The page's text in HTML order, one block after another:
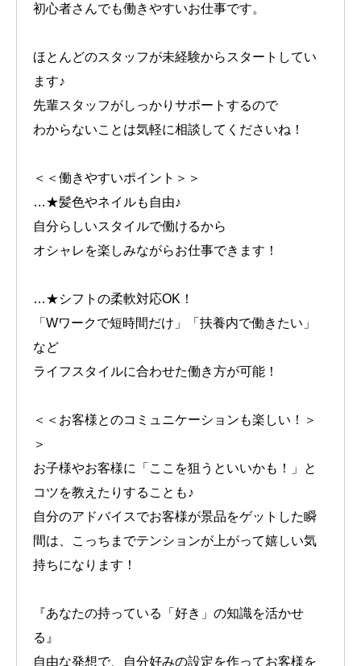
初心者さんでも働きやすいお仕事です。
ほとんどのスタッフが未経験からスタートしてい
ます♪
先輩スタッフがしっかりサポートするので
わからないことは気軽に相談してくださいね！
＜＜働きやすいポイント＞＞
…★髪色やネイルも自由♪
自分らしいスタイルで働けるから
オシャレを楽しみながらお仕事できます！
…★シフトの柔軟対応OK！
「Wワークで短時間だけ」「扶養内で働きたい」
など
ライフスタイルに合わせた働き方が可能！
＜＜お客様とのコミュニケーションも楽しい！＞
＞
お子様やお客様に「ここを狙うといいかも！」と
コツを教えたりすることも♪
自分のアドバイスでお客様が景品をゲットした瞬
間は、こっちまでテンションが上がって嬉しい気
持ちになります！
『あなたの持っている「好き」の知識を活かせ
る』
自由な発想で、自分好みの設定を作ってお客様を